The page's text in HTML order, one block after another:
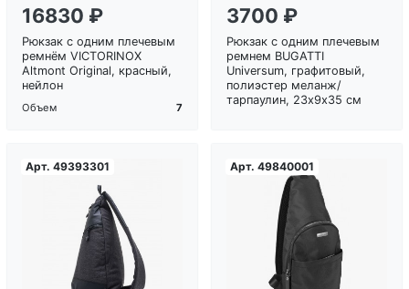
16830 ₽
Рюкзак с одним плечевым
ремнём VICTORINOX
Altmont Original, красный,
нейлон
Объем 7
3700 ₽
Рюкзак с одним плечевым
ремнем BUGATTI
Universum, графитовый,
полиэстер меланж/
тарпаулин, 23х9х35 см
Арт. 49393301
Загрузка...
Арт. 49840001
Загрузка...